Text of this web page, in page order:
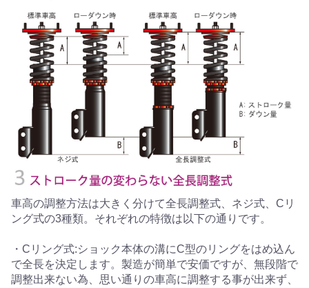
車高の調整方法は大きく分けて全長調整式、ネジ式、Cリ
ング式の3種類。それぞれの特徴は以下の通りです。
・Cリング式:ショック本体の溝にC型のリングをはめ込ん
で全長を決定します。製造が簡単で安価ですが、無段階で
調整出来ない為、思い通りの車高に調整する事が出来ず、